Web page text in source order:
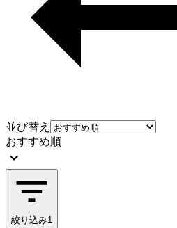
並び替え
おすすめ順
絞り込み1